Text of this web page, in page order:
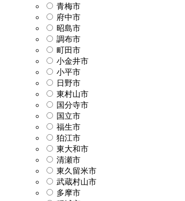
青梅市
府中市
昭島市
調布市
町田市
小金井市
小平市
日野市
東村山市
国分寺市
国立市
福生市
狛江市
東大和市
清瀬市
東久留米市
武蔵村山市
多摩市